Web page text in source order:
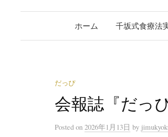
ホーム 千坂式食療法
だっぴ
会報誌『だっ
Posted on 2026年1月13日 by